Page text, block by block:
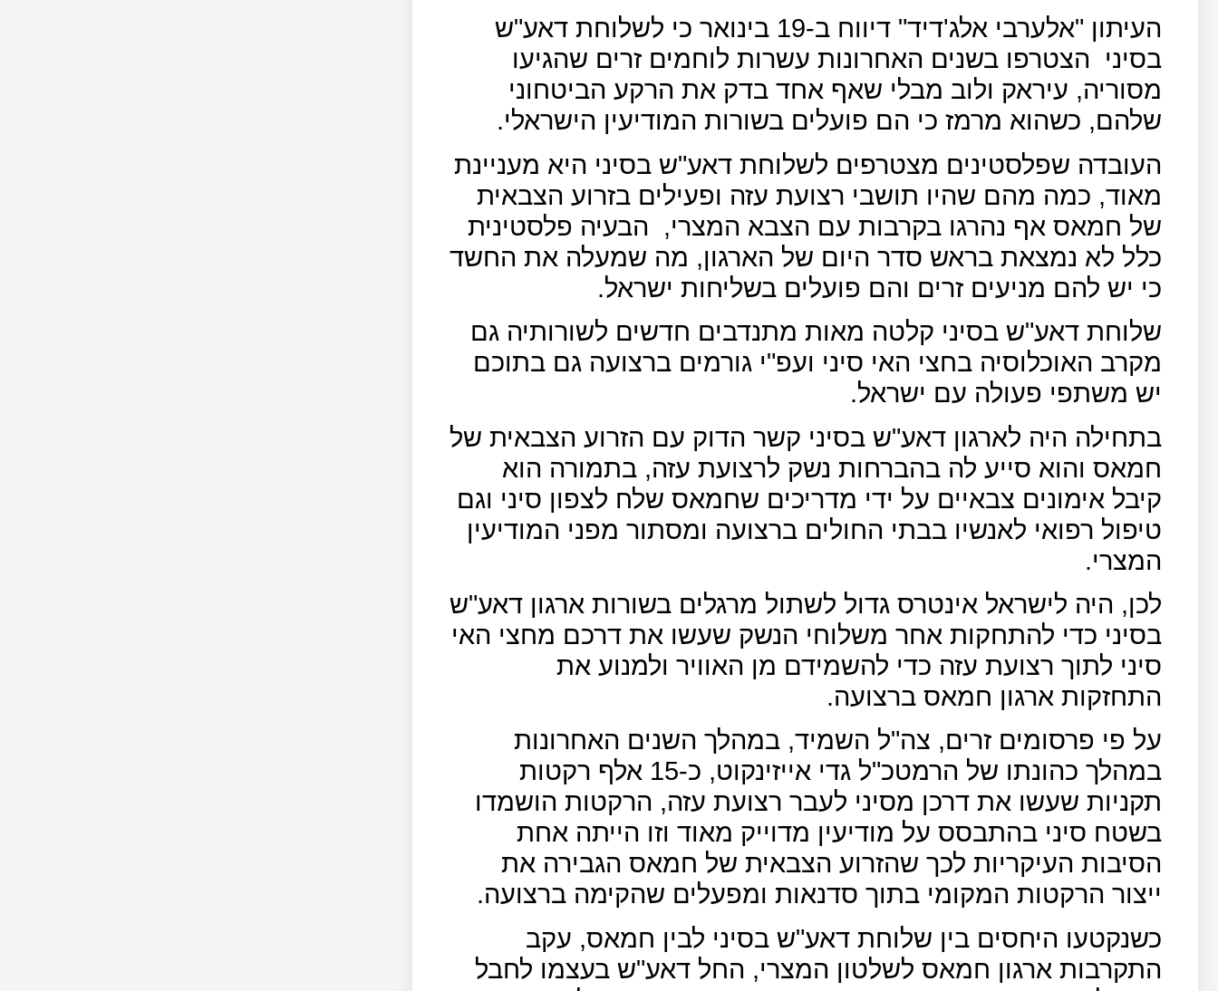
העיתון "אלערבי אלג'דיד" דיווח ב-19 בינואר כי לשלוחת דאע"ש
בסיני
הצטרפו בשנים האחרונות עשרות לוחמים זרים שהגיעו
מסוריה, עיראק ולוב מבלי שאף אחד בדק את הרקע הביטחוני
שלהם, כשהוא מרמז כי הם פועלים בשורות המודיעין הישראלי.
העובדה שפלסטינים מצטרפים לשלוחת דאע"ש בסיני היא מעניינת
מאוד, כמה מהם שהיו תושבי רצועת עזה ופעילים בזרוע הצבאית
של חמאס אף נהרגו בקרבות עם הצבא המצרי,
הבעיה פלסטינית
כלל לא נמצאת בראש סדר היום של הארגון, מה שמעלה את החשד
כי יש להם מניעים זרים והם פועלים בשליחות ישראל.
שלוחת דאע"ש בסיני קלטה מאות מתנדבים חדשים לשורותיה גם
מקרב האוכלוסיה בחצי האי סיני ועפ"י גורמים ברצועה גם בתוכם
יש משתפי פעולה עם ישראל.
בתחילה היה לארגון דאע"ש בסיני קשר הדוק עם הזרוע הצבאית של
חמאס והוא סייע לה בהברחות נשק לרצועת עזה, בתמורה הוא
קיבל אימונים צבאיים על ידי מדריכים שחמאס שלח לצפון סיני וגם
טיפול רפואי לאנשיו בבתי החולים ברצועה ומסתור מפני המודיעין
המצרי.
לכן, היה לישראל אינטרס גדול לשתול מרגלים בשורות ארגון דאע"ש
בסיני כדי להתחקות אחר משלוחי הנשק שעשו את דרכם מחצי האי
סיני לתוך רצועת עזה כדי להשמידם מן האוויר ולמנוע את
התחזקות ארגון חמאס ברצועה.
על פי פרסומים זרים, צה"ל השמיד, במהלך השנים האחרונות
במהלך כהונתו של הרמטכ"ל גדי אייזינקוט, כ-15 אלף רקטות
תקניות שעשו את דרכן מסיני לעבר רצועת עזה, הרקטות הושמדו
בשטח סיני בהתבסס על מודיעין מדוייק מאוד וזו הייתה אחת
הסיבות העיקריות לכך שהזרוע הצבאית של חמאס הגבירה את
ייצור הרקטות המקומי בתוך סדנאות ומפעלים שהקימה ברצועה.
כשנקטעו היחסים בין שלוחת דאע"ש בסיני לבין חמאס, עקב
התקרבות ארגון חמאס לשלטון המצרי, החל דאע"ש בעצמו לחבל